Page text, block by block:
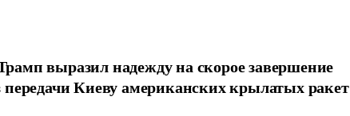
выразил надежду на скорое завершение
Киеву американских крылатых ракет